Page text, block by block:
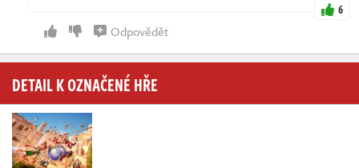
6
Odpovědět
DETAIL K OZNAČENÉ HŘE